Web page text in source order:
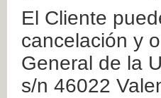
El Cliente
cancelación y
General de la
s/n 46022